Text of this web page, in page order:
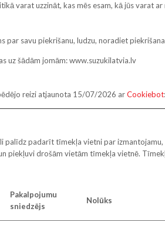
varat uzzināt, kas mēs esam, kā jūs varat
par savu piekrišanu, ludzu, noradiet
uz šādām jomām: www.suzukilatvia.lv
reizi atjaunota 15/07/2026 arCookiebot:
palīdz padarīt tīmekļa vietni par
piekļuvi drošām vietām tīmekļa vietnē.
Pakalpojumu
sniedzējs
Nolūks